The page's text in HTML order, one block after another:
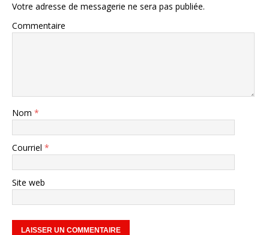
Votre adresse de messagerie ne sera pas publiée.
Commentaire
Nom *
Courriel *
Site web